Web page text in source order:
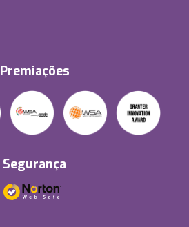
Premiações
Segurança